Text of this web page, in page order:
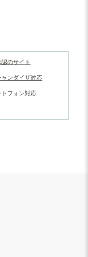
のサイト
ャンダイザ対応
トフォン対応